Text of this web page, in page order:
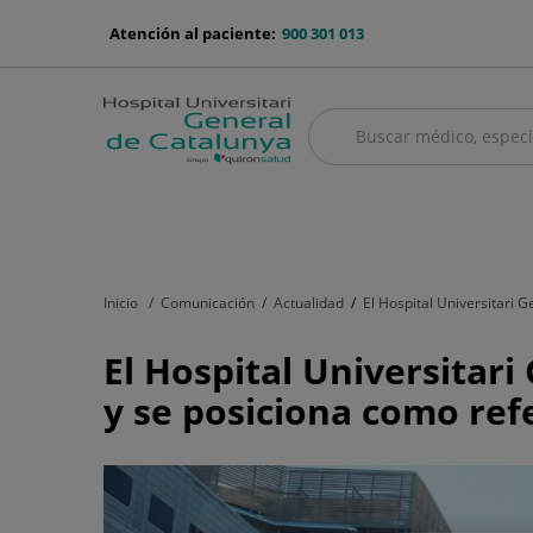
menu-
900 301 013
Atención al paciente:
BuscarBuscar
Inicio Comunicación Actualidad El Hospital Universitari
El
Hospital
Universitari
General
El Hospital Universitari
y se posiciona como